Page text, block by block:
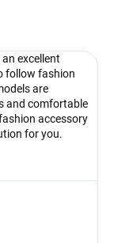
excellent
follow fashion
are
and comfortable
accessory
for you.